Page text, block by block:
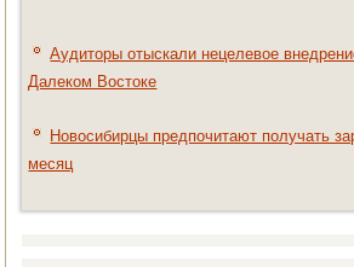
Аудиторы отыскали нецелевое
Далеком Востоке
Новосибирцы предпочитают получать
месяц